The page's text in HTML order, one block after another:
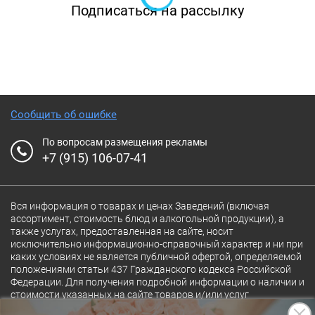
достижения современных кулинарных
(таежной, тминной с укропом, грушевой),
борщом с малиной, говядиной по-
строгановски, и фирменной "щучиной", секрет
приготовления которой знает только он.
В спокойном, светлом зале с
выразительными деталями легко отрешиться
от суетливых будней и погрузиться в
атмосферу старой Москвы.
Неважно собрались вы пообедать с
друзьями, провести деловые переговоры тет-
Подписаться на рассылку
Сообщить об ошибке
По вопросам размещения рекламы
+7 (915) 106-07-41
Вся информация о товарах и ценах Заведений (включая
ассортимент, стоимость блюд и алкогольной продукции), а
также услугах, предоставленная на сайте, носит
исключительно информационно-справочный характер и ни при
каких условиях не является публичной офертой, определяемой
положениями статьи 437 Гражданского кодекса Российской
Федерации. Для получения подробной информации о наличии и
стоимости указанных на сайте товаров и/или услуг
конкретного Заведения обращайтесь непосредственно в